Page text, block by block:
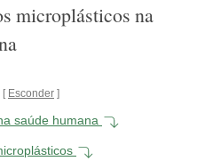
microplásticos na
Esconder
saúde humana